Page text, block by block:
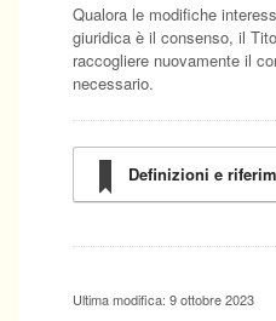
Qualora le modifiche
giuridica è il consenso, il
raccogliere nuovamente il
necessario.
Definizioni e
Ultima modifica: 9 ottobre 2023